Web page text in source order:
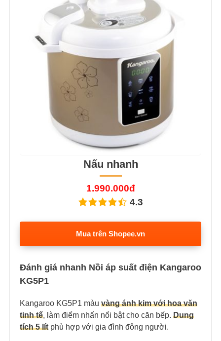
Nấu nhanh
1.990.000đ
4.3
Mua trên Shopee.vn
Đánh giá nhanh Nồi áp suất điện Kangaroo
KG5P1
Kangaroo KG5P1 màu vàng ánh kim với hoa văn
tinh tế, làm điểm nhấn nổi bật cho căn bếp. Dung
tích 5 lít phù hợp với gia đình đông người.